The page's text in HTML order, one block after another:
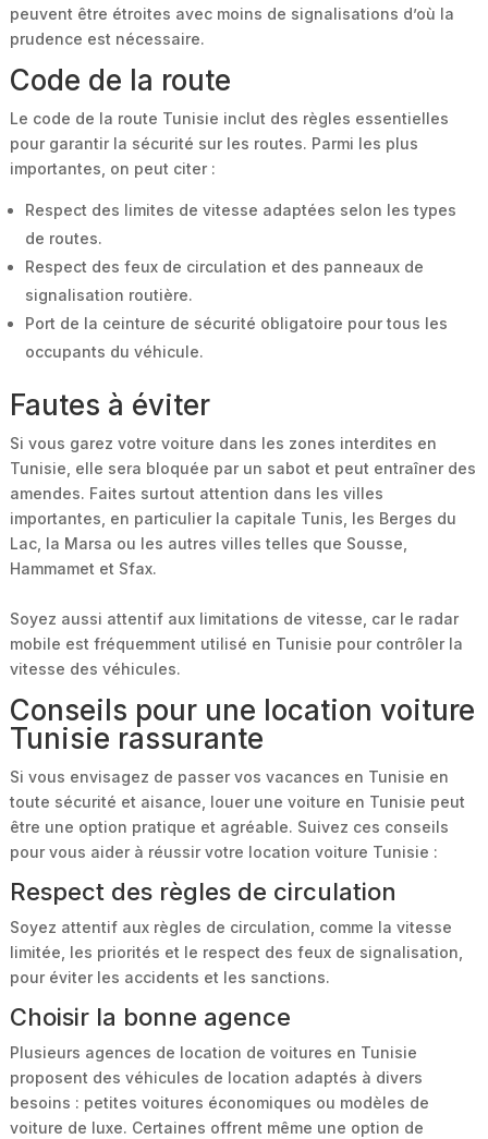
peuvent être étroites avec moins de signalisations d’où la
prudence est nécessaire.
Code de la route
Le code de la route Tunisie inclut des règles essentielles
pour garantir la sécurité sur les routes. Parmi les plus
importantes, on peut citer :
Respect des limites de vitesse adaptées selon les types
de routes.
Respect des feux de circulation et des panneaux de
signalisation routière.
Port de la ceinture de sécurité obligatoire pour tous les
occupants du véhicule.
Fautes à éviter
Si vous garez votre voiture dans les zones interdites en
Tunisie, elle sera bloquée par un sabot et peut entraîner des
amendes. Faites surtout attention dans les villes
importantes, en particulier la capitale Tunis, les Berges du
Lac, la Marsa ou les autres villes telles que Sousse,
Hammamet et Sfax.
Soyez aussi attentif aux limitations de vitesse, car le radar
mobile est fréquemment utilisé en Tunisie pour contrôler la
vitesse des véhicules.
Conseils pour une location voiture
Tunisie rassurante
Si vous envisagez de passer vos vacances en Tunisie en
toute sécurité et aisance, louer une voiture en Tunisie peut
être une option pratique et agréable. Suivez ces conseils
pour vous aider à réussir votre location voiture Tunisie :
Respect des règles de circulation
Soyez attentif aux règles de circulation, comme la vitesse
limitée, les priorités et le respect des feux de signalisation,
pour éviter les accidents et les sanctions.
Choisir la bonne agence
Plusieurs agences de location de voitures en Tunisie
proposent des véhicules de location adaptés à divers
besoins : petites voitures économiques ou modèles de
voiture de luxe. Certaines offrent même une option de